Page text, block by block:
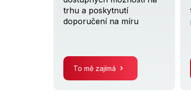
trhu a poskytnutí
doporučení na míru
To mě zajímá